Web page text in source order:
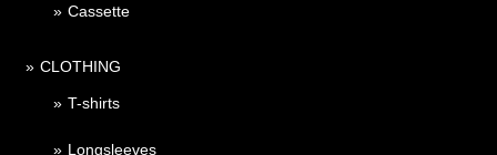
Cassette
CLOTHING
T-shirts
Longsleeves